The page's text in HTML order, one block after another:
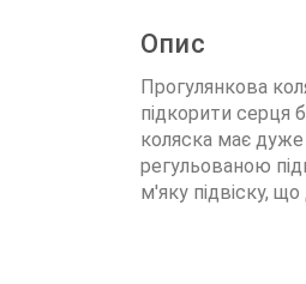
Опис
Прогулянкова
підкорити серця
коляска має дуже
регульованою
м'яку підвіску,